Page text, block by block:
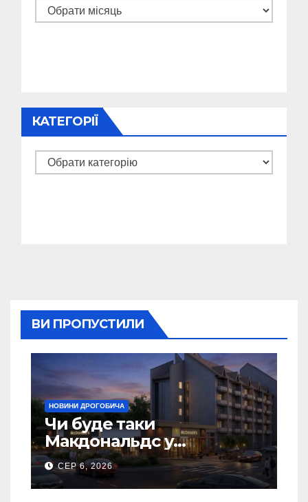
Архіви
КАТЕГОРІЇ
Категорії
ВИ ПРОПУСТИЛИ
НОВИНИ ДРОГОБИЧА
Чи буде таки
Макдональдс у
Дрогобичі? (Фото)
СЕР 6, 2026